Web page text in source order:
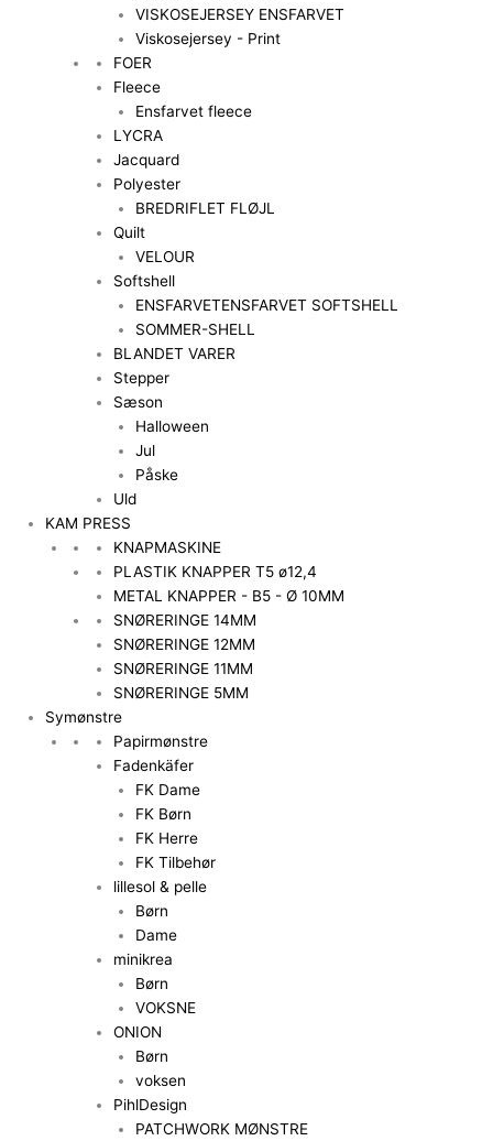
VISKOSEJERSEY ENSFARVET
Viskosejersey - Print
FOER
Fleece
Ensfarvet fleece
LYCRA
Jacquard
Polyester
BREDRIFLET FLØJL
Quilt
VELOUR
Softshell
ENSFARVETENSFARVET SOFTSHELL
SOMMER-SHELL
BLANDET VARER
Stepper
Sæson
Halloween
Jul
Påske
Uld
KAM PRESS
KNAPMASKINE
PLASTIK KNAPPER T5 ø12,4
METAL KNAPPER - B5 - Ø 10MM
SNØRERINGE 14MM
SNØRERINGE 12MM
SNØRERINGE 11MM
SNØRERINGE 5MM
Symønstre
Papirmønstre
Fadenkäfer
FK Dame
FK Børn
FK Herre
FK Tilbehør
lillesol & pelle
Børn
Dame
minikrea
Børn
VOKSNE
ONION
Børn
voksen
PihlDesign
PATCHWORK MØNSTRE